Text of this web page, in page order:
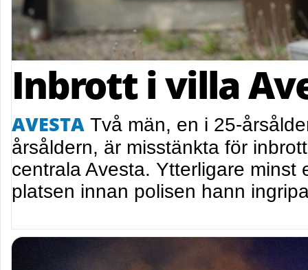
Inbrott i villa
AVESTA Två män, en i 25-
årsåldern, är misstänkta för
centrala Avesta. Ytterligare minst
platsen innan polisen hann